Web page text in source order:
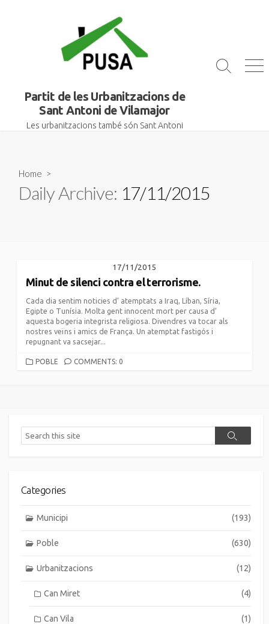
Partit de les Urbanitzacions de
Sant Antoni de Vilamajor
Les urbanitzacions també són Sant Antoni
Search
Home >
Daily Archive: 17/11/2015
17/11/2015
Minut de silenci contra el terrorisme.
Cada dia sentim noticies d’ atemptats a Iraq, Líban, Síria,
Egipte o Tunísia. Molta gent innocent mort per causa d’
aquesta bogeria integrista religiosa. Divendres va tocar als
nostres veïns i amics de França. Un atemptat fastigós i
repugnant va sacsejar...
CATEGORIES
POBLE COMMENTS: 0
Search
Search
Categories
Municipi (193)
Poble (630)
Urbanitzacions (12)
Can Miret (4)
Can Vila (1)